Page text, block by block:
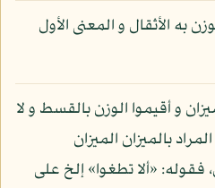
به الأثقال و المعنى الأول
و أقيموا الوزن بالقسط و لا
بالميزان الميزان
فقوله: «ألا تطغوا» إلخ على